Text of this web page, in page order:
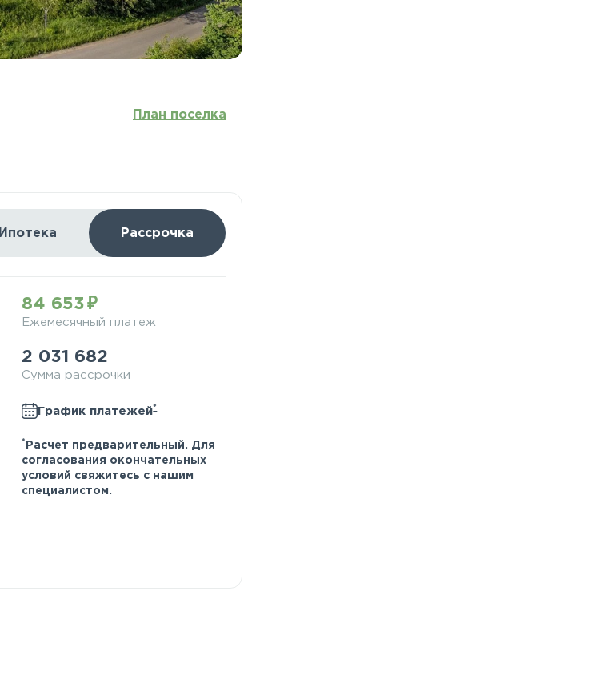
План поселка
Ипотека Рассрочка
84 653
Ежемесячный платеж
2 031 682
Сумма рассрочки
График платежей*
* Расчет предварительный. Для
согласования окончательных
условий свяжитесь с нашим
специалистом.